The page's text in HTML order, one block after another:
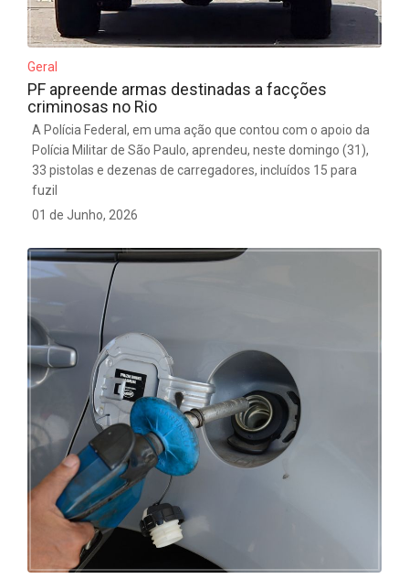
Geral
PF apreende armas destinadas a facções
criminosas no Rio
A Polícia Federal, em uma ação que contou com o apoio da
Polícia Militar de São Paulo, aprendeu, neste domingo (31),
33 pistolas e dezenas de carregadores, incluídos 15 para
fuzil
01 de Junho, 2026